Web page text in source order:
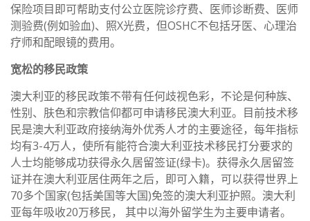
保险项目即可帮助支付公立医院诊疗费、医师诊断费、医师
测验费(例如验血)、照X光费，但OSHC不包括牙医、心理治
疗师和配眼镜的费用。
宽松的移民政策
澳大利亚的移民政策不带有任何歧视色彩，不论是何种族、
性别、肤色和宗教信仰都可申请移民澳大利亚。目前技术移
民是澳大利亚政府接纳海外优秀人才的主要途径，每年指标
均有3-4万人，使所有能符合澳大利亚技术移民打分要求的
人士均能够成功获得永久居留签证(绿卡)。获得永久居留签
证并在澳大利亚居住两年之后，即可入籍，可以获得世界上
70多个国家(包括美国等大国)免签的澳大利亚护照。澳大利
亚每年吸收20万移民， 其中以海外留学生为主要申请者。